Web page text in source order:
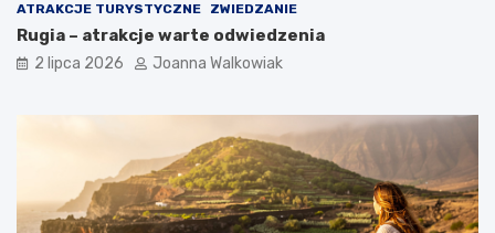
ATRAKCJE TURYSTYCZNE ZWIEDZANIE
Rugia – atrakcje warte odwiedzenia
2 lipca 2026 Joanna Walkowiak